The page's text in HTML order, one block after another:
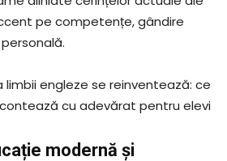
pe competențe, gândire
limbii engleze se reinventează: ce
contează cu adevărat pentru elevi
modernă și